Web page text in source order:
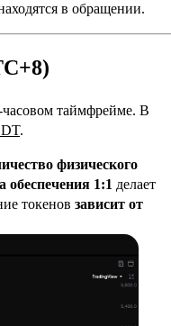
в обращении.
часовом таймфрейме. В
.
физического
обеспечения 1:1 делает
токенов зависит от